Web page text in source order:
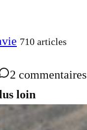
710 articles
2 commentaires
loin